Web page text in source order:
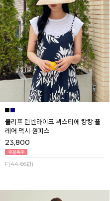
쿨리프 린넨라이크 뷔스티에 캉캉 플
레어 맥시 원피스
23,800
F(44-66반)